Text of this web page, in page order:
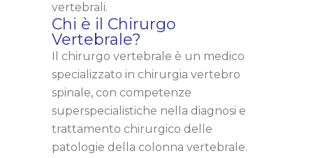
vertebrali.
Chi è il Chirurgo
Vertebrale?
Il chirurgo vertebrale è un medico
specializzato in chirurgia vertebro
spinale, con competenze
superspecialistiche nella diagnosi e
trattamento chirurgico delle
patologie della colonna vertebrale.